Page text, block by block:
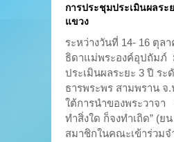
การประชุมประเมินผลระ
แขวง
ระหว่างวันที่ 14- 16 ตุล
ธิดาแม่พระองค์อุปถัมภ์
ประเมินผลระยะ 3 ปี ร
ธารพระพร สามพราน
ใต้การนำของพระวาจา
ทำสิ่งใด ก็จงทำเถิด” (ย
สมาชิกในคณะเข้าร่วม